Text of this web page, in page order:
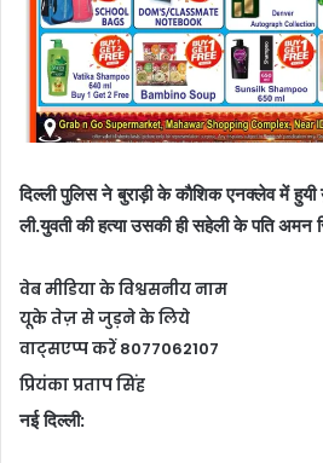
दिल्ली पुलिस ने बुराड़ी के काैशिक एनक्लेव में हुयी
ली.युवती की हत्या उसकी ही सहेली के पति अमन
वेब मीडिया के विश्वसनीय नाम
यूके तेज़ से जुड़ने के लिये
वाट्सएप्प करें 8077062107
प्रियंका प्रताप सिंह
नई दिल्ली: